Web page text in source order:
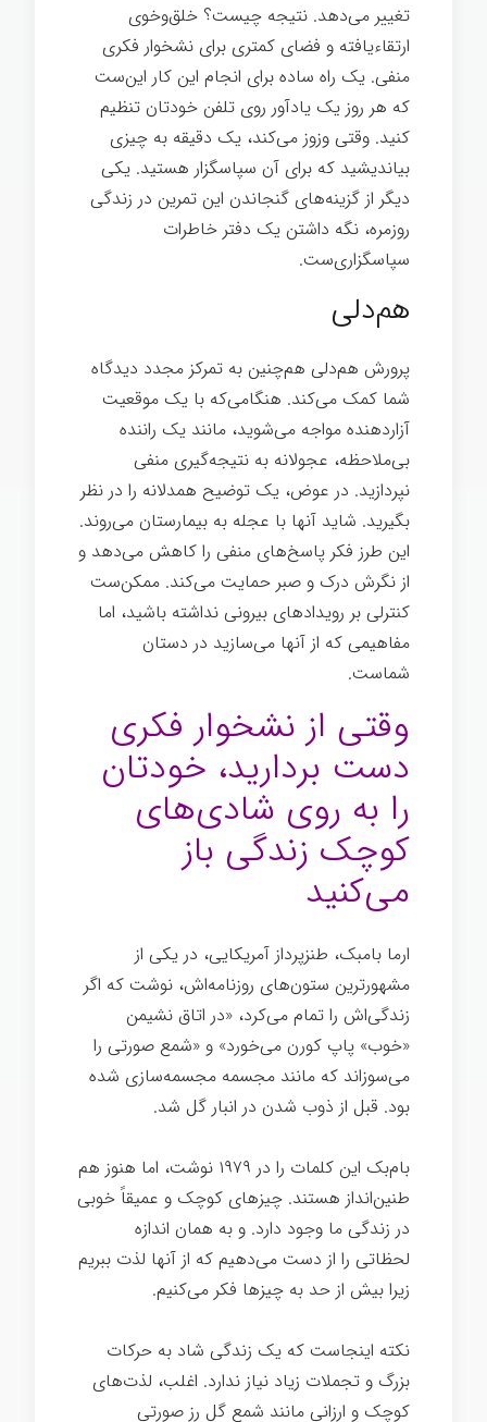
تغییر می‌دهد. نتیجه چیست؟ خلق‌وخوی
ارتقاءیافته و فضای کمتری برای نشخوار فکری
منفی. یک راه ساده برای انجام این کار این‌ست
که هر روز یک یادآور روی تلفن خودتان تنظیم
کنيد. وقتی وزوز می‌کند، یک دقیقه به چیزی
بیاندیشید که برای آن سپاسگزار هستید. یکی
دیگر از گزینه‌های گنجاندن این تمرین در زندگی
روزمره، نگه داشتن یک دفتر خاطرات
سپاسگزاری‌ست.
هم‌دلی
پرورش هم‌دلی هم‌چنین به تمرکز مجدد دیدگاه
شما کمک می‌کند. هنگامی‌که با یک موقعیت
آزاردهنده مواجه می‌شوید، مانند یک راننده
بی‌ملاحظه، عجولانه به نتیجه‌گیری منفی
نپردازید. در عوض، یک توضیح همدلانه را در نظر
بگیرید. شاید آنها با عجله به بیمارستان می‌روند.
این طرز فکر پاسخ‌های منفی را کاهش می‌دهد و
از نگرش درک و صبر حمایت می‌کند. ممکن‌ست
کنترلی بر رویدادهای بیرونی نداشته باشید، اما
مفاهیمی که از آنها می‌سازید در دستان
شماست.
وقتی از نشخوار فکری
دست بردارید، خودتان
را به روی شادی‌های
کوچک زندگی باز
می‌کنید
ارما بامبک، طنزپرداز آمریکایی، در یکی از
مشهورترین ستون‌های روزنامه‌اش، نوشت که اگر
زندگی‌اش را تمام می‌کرد، «در اتاق نشیمن
«خوب» پاپ کورن می‌خورد» و «شمع صورتی را
می‌سوزاند که مانند مجسمه مجسمه‌سازی شده
بود. قبل از ذوب شدن در انبار گل شد.
بام‌بک این کلمات را در ۱۹۷۹ نوشت، اما هنوز هم
طنین‌انداز هستند. چیزهای کوچک و عمیقاً خوبی
در زندگی ما وجود دارد. و به همان اندازه
لحظاتی را از دست می‌دهیم که از آنها لذت ببریم
زیرا بیش از حد به چیزها فکر می‌کنیم.
نکته اینجاست که یک زندگی شاد به حرکات
بزرگ و تجملات زیاد نیاز ندارد. اغلب، لذت‌های
کوچک و ارزانی مانند شمع گل رز صورتی